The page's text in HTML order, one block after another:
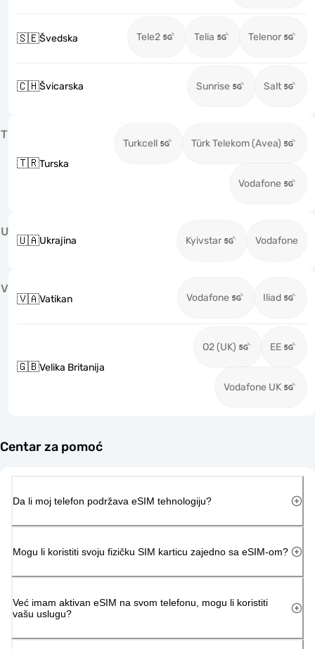
🇸🇪Švedska Tele2 Telia Telenor
🇨🇭Švicarska Sunrise Salt
T
🇹🇷Turska
Turkcell Türk Telekom (Avea)
Vodafone
U
🇺🇦Ukrajina Kyivstar Vodafone
V
🇻🇦Vatikan Vodafone Iliad
🇬🇧Velika Britanija
O2 (UK) EE
Vodafone UK
Centar za pomoć
Da li moj telefon podržava eSIM tehnologiju?
Mogu li koristiti svoju fizičku SIM karticu zajedno sa eSIM-om?
Već imam aktivan eSIM na svom telefonu, mogu li koristiti
vašu uslugu?